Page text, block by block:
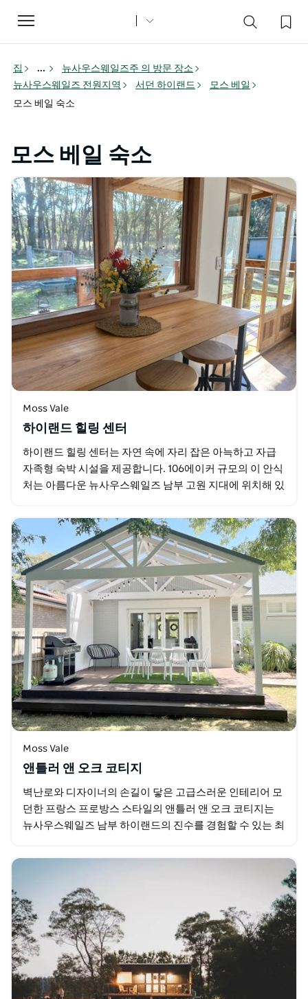
Toggle
navigation
집 ...
뉴사우스웨일즈주 의 방문 장소
뉴사우스웨일즈 전원지역
서던 하이랜드
모스 베일
모스 베일 숙소
모스 베일 숙소
Moss Vale
하이랜드 힐링 센터
하이랜드 힐링 센터는 자연 속에 자리 잡은 아늑하고 자급
자족형 숙박 시설을 제공합니다. 106에이커 규모의 이 안식
처는 아름다운 뉴사우스웨일즈 남부 고원 지대에 위치해 있
Moss Vale
앤틀러 앤 오크 코티지
벽난로와 디자이너의 손길이 닿은 고급스러운 인테리어 모
던한 프랑스 프로방스 스타일의 앤틀러 앤 오크 코티지는
뉴사우스웨일즈 남부 하이랜드의 진수를 경험할 수 있는 최